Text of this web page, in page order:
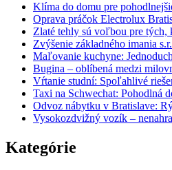
Klíma do domu pre
Oprava práčok Electrolux
Zlaté tehly sú voľbou pre tých,
Zvýšenie základného imania
Maľovanie kuchyne:
Bugina – oblíbená medzi
Vŕtanie studní: Spoľahlivé
Taxi na Schwechat: Pohodlná
Odvoz nábytku v Bratislave:
Vysokozdvižný vozík –
Kategórie